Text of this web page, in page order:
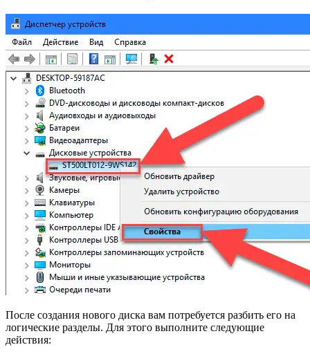
После создания нового диска вам потребуется разбить его на
логические разделы. Для этого выполните следующие
действия: